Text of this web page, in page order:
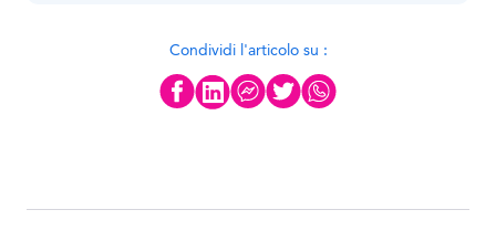
Condividi l'articolo su :